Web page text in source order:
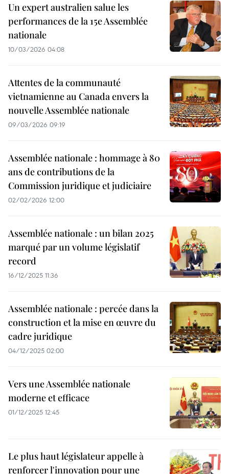
Un expert australien salue les
performances de la 15e Assemblée
nationale
10/03/2026 04:08
Attentes de la communauté
vietnamienne au Canada envers la
nouvelle Assemblée nationale
09/03/2026 09:19
Assemblée nationale : hommage à 80
ans de contributions de la
Commission juridique et judiciaire
02/02/2026 12:00
Assemblée nationale : un bilan 2025
marqué par un volume législatif
record
16/12/2025 11:36
Assemblée nationale : percée dans la
construction et la mise en œuvre du
cadre juridique
04/12/2025 02:00
Vers une Assemblée nationale
moderne et efficace
01/12/2025 12:45
Le plus haut législateur appelle à
renforcer l'innovation pour une